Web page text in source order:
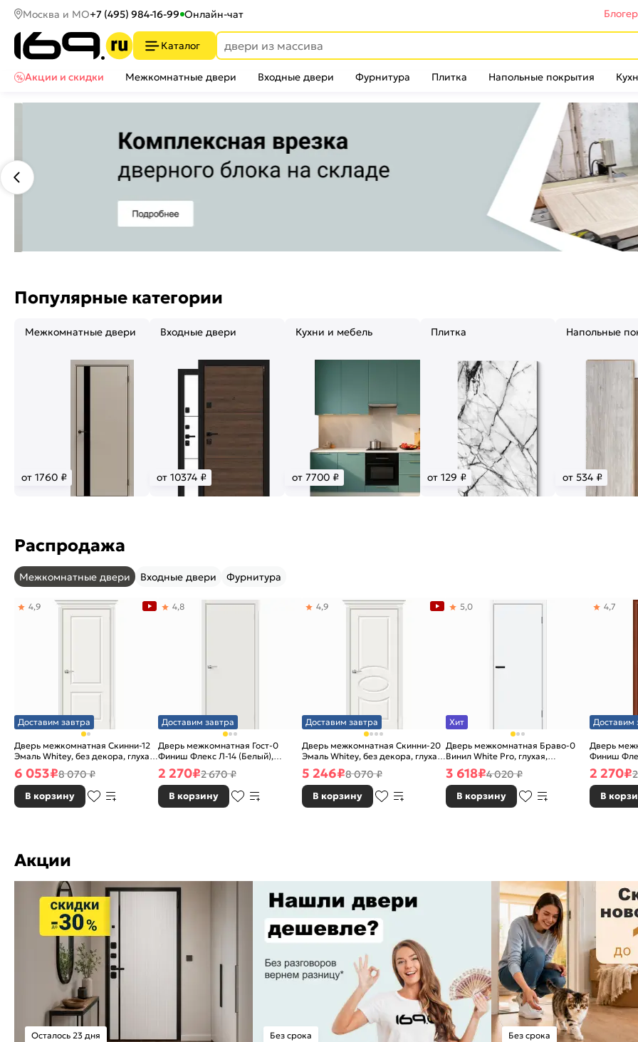
Москва и МО+7 (495) 984-16-99 Онлайн-чат
Каталог
Акции и скидки
Межкомнатные двери Входные двери Фурнитура Плитка Напольные покрытия
Популярные категории
Межкомнатные двери
от 1760 ₽
Входные двери
от 10374 ₽
Кухни и мебель
от 7700 ₽
Плитка
от 129 ₽
Напольные
от 534 ₽
Распродажа
Межкомнатные двери Входные двери Фурнитура
Доставим завтра
Дверь межкомнатная Скинни-12
Эмаль Whitey, без декора, глухая,
без стекла, без кромки, скиновая
4,9
6 053₽8 070 ₽
В корзину
Доставим завтра
Дверь межкомнатная Гост-0
Финиш Флекс Л-14 (Белый),
глухая, каркасно-щитовая
4,8
2 270₽2 670 ₽
В корзину
Доставим завтра
Дверь межкомнатная Скинни-20
Эмаль Whitey, без декора, глухая,
без стекла, без кромки, скиновая
4,9
5 246₽8 070 ₽
В корзину
Хит
Дверь межкомнатная Браво-0
Винил White Pro, глухая,
каркасно-щитовая
5,0
3 618₽4 020 ₽
В корзину
Доставим
Дверь
Финиш
Л-11
каркасно-
4,7
2 270₽
В
Акции
Осталось 23 дня Без срока Без срока